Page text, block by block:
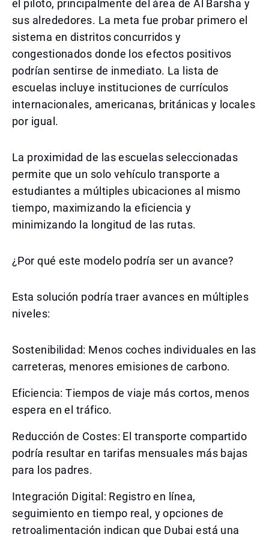
el piloto, principalmente del área de Al Barsha y
sus alrededores. La meta fue probar primero el
sistema en distritos concurridos y
congestionados donde los efectos positivos
podrían sentirse de inmediato. La lista de
escuelas incluye instituciones de currículos
internacionales, americanas, británicas y locales
por igual.
La proximidad de las escuelas seleccionadas
permite que un solo vehículo transporte a
estudiantes a múltiples ubicaciones al mismo
tiempo, maximizando la eficiencia y
minimizando la longitud de las rutas.
¿Por qué este modelo podría ser un avance?
Esta solución podría traer avances en múltiples
niveles:
Sostenibilidad: Menos coches individuales en las
carreteras, menores emisiones de carbono.
Eficiencia: Tiempos de viaje más cortos, menos
espera en el tráfico.
Reducción de Costes: El transporte compartido
podría resultar en tarifas mensuales más bajas
para los padres.
Integración Digital: Registro en línea,
seguimiento en tiempo real, y opciones de
retroalimentación indican que Dubai está una